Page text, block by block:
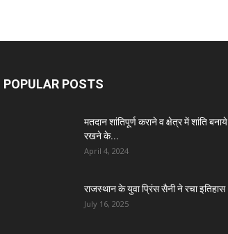
POPULAR POSTS
मतदान शांतिपूर्ण कराने व क्षेत्र में शांति बनाये
रखने के...
April 4, 2024
राजस्थान के युवा प्रिंस सैनी ने रचा इतिहास
July 16, 2025